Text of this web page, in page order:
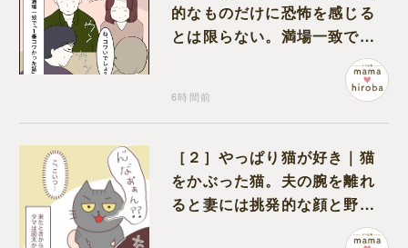
的なものだけに恐怖を感じる
とは限らない。満場一致でコ
ワいと認定された意外な体験
6時間前
［２］やっぱり猫が好き｜猫
をかぶった猫。夫の腕を離れ
ると妻には挑発的な顔と野太